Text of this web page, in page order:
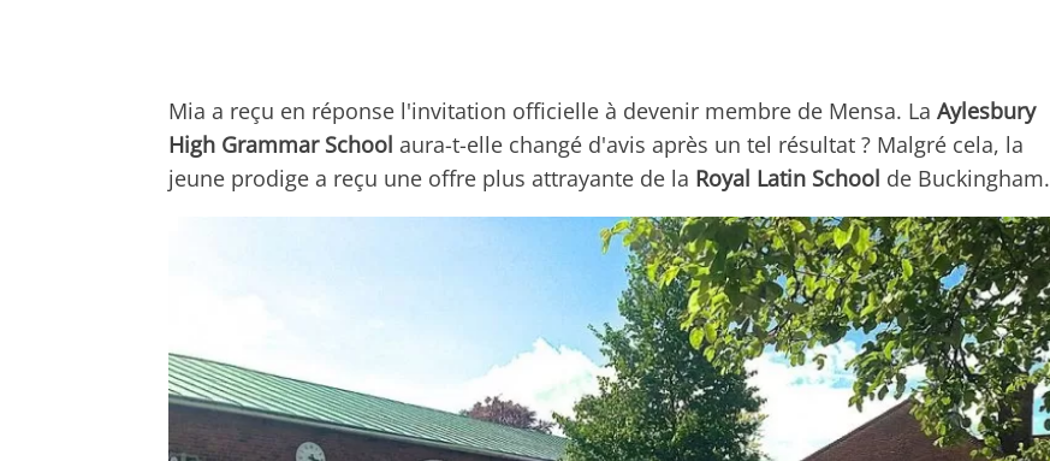
Mia a reçu en réponse l'invitation officielle à devenir membre de Mensa. La Aylesbury
High Grammar School aura-t-elle changé d'avis après un tel résultat ? Malgré cela, la
jeune prodige a reçu une offre plus attrayante de la Royal Latin School de Buckingham.